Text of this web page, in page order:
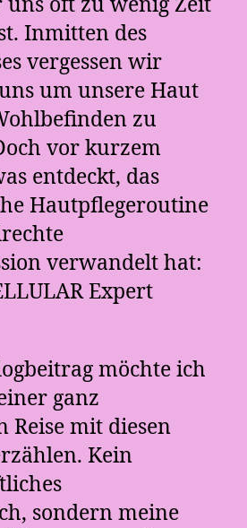
Inmitten des
vergessen wir
um unsere Haut
zu
vor kurzem
entdeckt, das
Hautpflegeroutine
verwandelt hat:
Expert
möchte ich
ganz
Reise mit diesen
Kein
sondern meine